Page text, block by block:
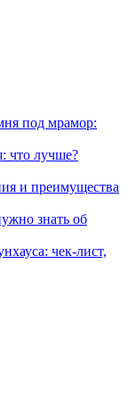
под мрамор:
что лучше?
и преимущества
знать об
чек-лист,